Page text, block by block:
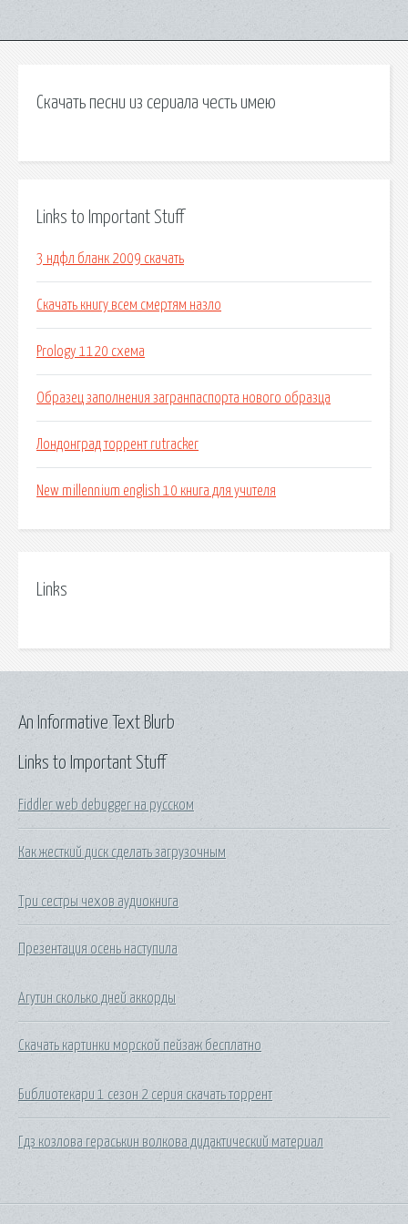
Скачать песни из сериала честь имею
Links to Important Stuff
3 ндфл бланк 2009 скачать
Скачать книгу всем смертям назло
Prology 1120 схема
Образец заполнения загранпаспорта нового образца
Лондонград торрент rutracker
New millennium english 10 книга для учителя
Links
Links to Important Stuff
Fiddler web debugger на русском
Как жесткий диск сделать загрузочным
Три сестры чехов аудиокнига
Презентация осень наступила
Агутин сколько дней аккорды
Скачать картинки морской пейзаж бесплатно
Библиотекари 1 сезон 2 серия скачать торрент
Гдз козлова гераськин волкова дидактический материал
An Informative Text Blurb